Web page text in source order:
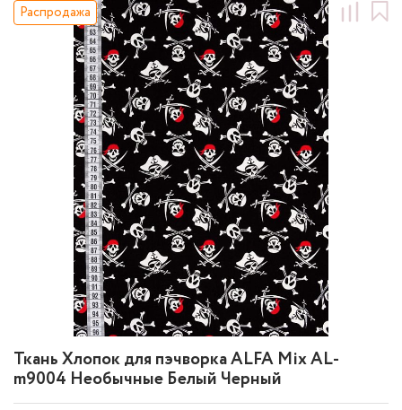
Ткань Хлопок для пэчворка ALFA Mix AL-
m9004 Необычные Белый Черный
Распродажа